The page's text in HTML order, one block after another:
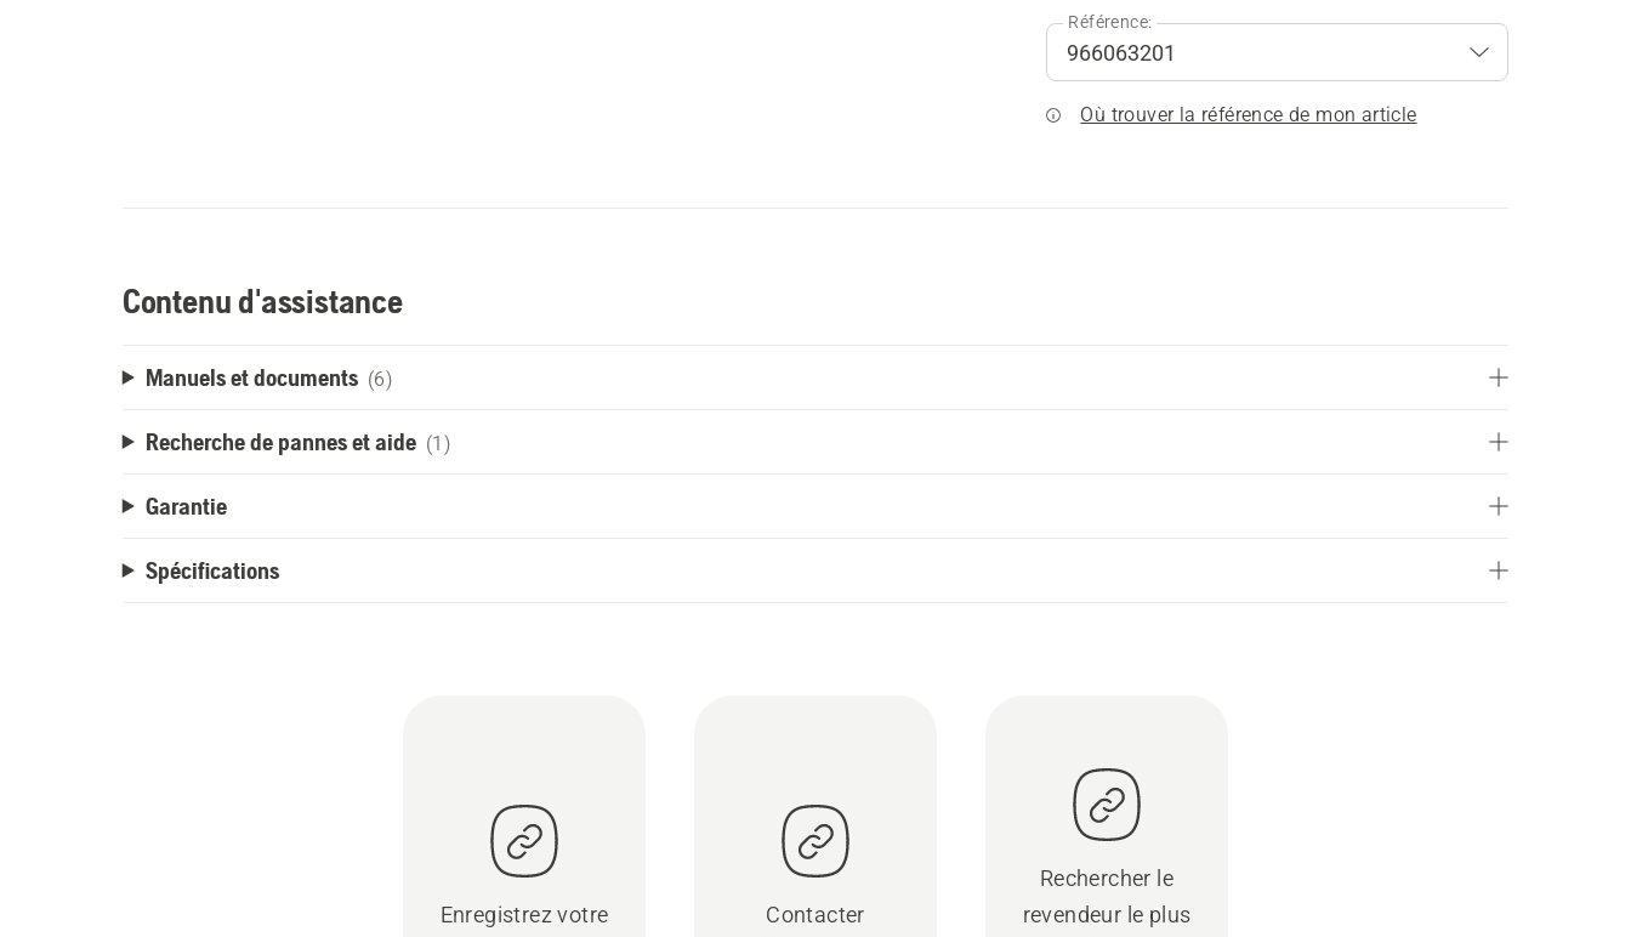
Référence:
Où trouver la référence de mon article
Contenu d'assistance
Manuels et documents (6)
Recherche de pannes et aide (1)
Garantie
Spécifications
Enregistrez votre
Contacter
Rechercher le
revendeur le plus